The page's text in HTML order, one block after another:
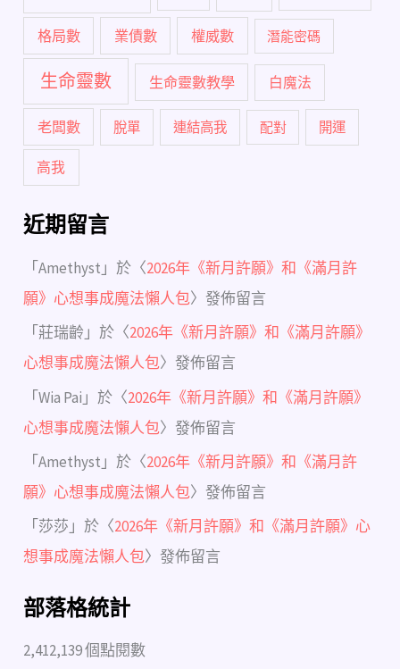
格局數 業債數 權威數 潛能密碼
生命靈數 生命靈數教學 白魔法
老闆數 脫單 連結高我 配對 開運
高我
近期留言
「Amethyst 」於〈2026年《新月許願》和《滿月許
願》心想事成魔法懶人包〉發佈留言
「莊瑞齡 」於〈2026年《新月許願》和《滿月許願》
心想事成魔法懶人包〉發佈留言
「Wia Pai 」於〈2026年《新月許願》和《滿月許願》
心想事成魔法懶人包〉發佈留言
「Amethyst 」於〈2026年《新月許願》和《滿月許
願》心想事成魔法懶人包〉發佈留言
「 莎莎 」於〈2026年《新月許願》和《滿月許願》心
想事成魔法懶人包〉發佈留言
部落格統計
2,412,139 個點閱數